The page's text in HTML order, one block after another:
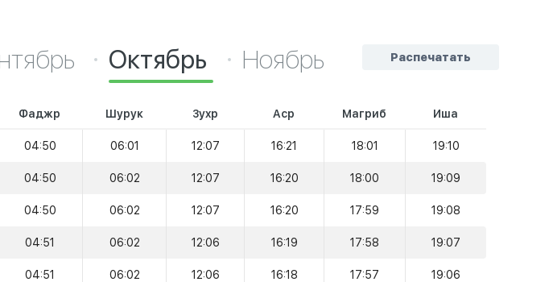
Распечатать
Октябрь Ноябрь
Фаджр Шурук Зухр Аср Магриб Иша
04:50 06:01 12:07 16:21 18:01 19:10
04:50 06:02 12:07 16:20 18:00 19:09
04:50 06:02 12:07 16:20 17:59 19:08
04:51 06:02 12:06 16:19 17:58 19:07
04:51 06:02 12:06 16:18 17:57 19:06